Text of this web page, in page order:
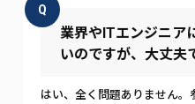
Q
業界やITエンジニア
いのですが、大丈夫
はい、全く問題ありません